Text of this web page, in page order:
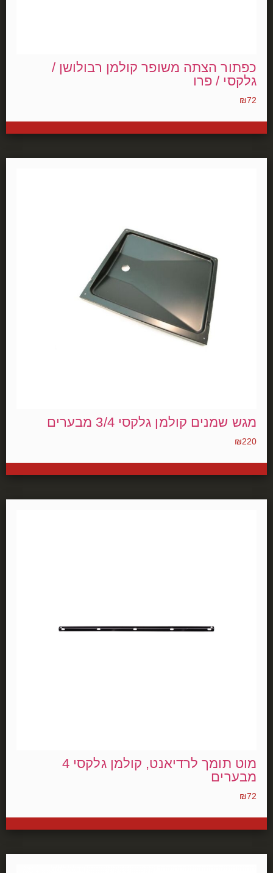
כפתור הצתה משופר קולמן רבולושן /
גלקסי / פרו
₪72
מגש שמנים קולמן גלקסי 3/4 מבערים
₪220
מוט תומך לרדיאנט, קולמן גלקסי 4
מבערים
₪72